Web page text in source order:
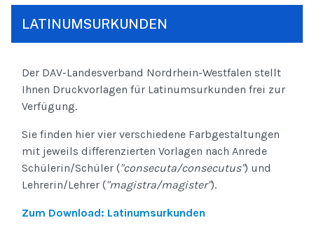
LATINUMSURKUNDEN
Der DAV-Landesverband Nordrhein-Westfalen stellt
Ihnen Druckvorlagen für Latinumsurkunden frei zur
Verfügung.
Sie finden hier vier verschiedene Farbgestaltungen
mit jeweils differenzierten Vorlagen nach Anrede
Schülerin/Schüler ("consecuta/consecutus") und
Lehrerin/Lehrer ("magistra/magister").
Zum Download: Latinumsurkunden